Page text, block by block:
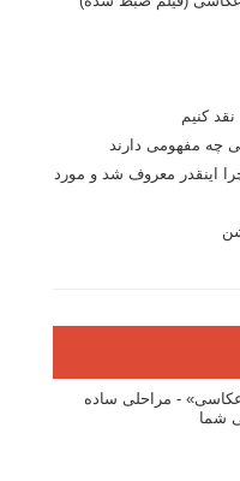
کنیم
چه مفهومی دارند
اینقدر معروف شد و مورد
- مراحلی ساده
شما